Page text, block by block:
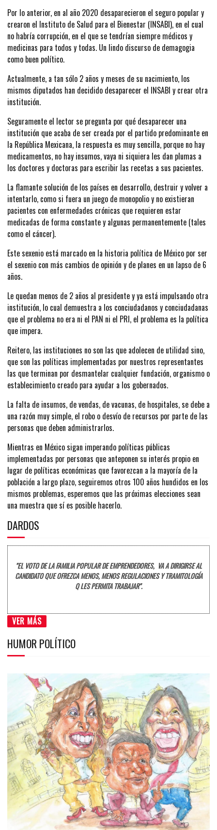
Por lo anterior, en al año 2020 desaparecieron el seguro popular y
crearon el Instituto de Salud para el Bienestar (INSABI), en el cual
no habría corrupción, en el que se tendrían siempre médicos y
medicinas para todos y todas. Un lindo discurso de demagogia
como buen político.
Actualmente, a tan sólo 2 años y meses de su nacimiento, los
mismos diputados han decidido desaparecer el INSABI y crear otra
institución.
Seguramente el lector se pregunta por qué desaparecer una
institución que acaba de ser creada por el partido predominante en
la República Mexicana, la respuesta es muy sencilla, porque no hay
medicamentos, no hay insumos, vaya ni siquiera les dan plumas a
los doctores y doctoras para escribir las recetas a sus pacientes.
La flamante solución de los países en desarrollo, destruir y volver a
intentarlo, como si fuera un juego de monopolio y no existieran
pacientes con enfermedades crónicas que requieren estar
medicadas de forma constante y algunas permanentemente (tales
como el cáncer).
Este sexenio está marcado en la historia política de México por ser
el sexenio con más cambios de opinión y de planes en un lapso de 6
años.
Le quedan menos de 2 años al presidente y ya está impulsando otra
institución, lo cual demuestra a los conciudadanos y conciudadanas
que el problema no era ni el PAN ni el PRI, el problema es la política
que impera.
Reitero, las instituciones no son las que adolecen de utilidad sino,
que son las políticas implementadas por nuestros representantes
las que terminan por desmantelar cualquier fundación, organismo o
establecimiento creado para ayudar a los gobernados.
La falta de insumos, de vendas, de vacunas, de hospitales, se debe a
una razón muy simple, el robo o desvío de recursos por parte de las
personas que deben administrarlos.
Mientras en México sigan imperando políticas públicas
implementadas por personas que anteponen su interés propio en
lugar de políticas económicas que favorezcan a la mayoría de la
población a largo plazo, seguiremos otros 100 años hundidos en los
mismos problemas, esperemos que las próximas elecciones sean
una muestra que sí es posible hacerlo.
DARDOS
"EL VOTO DE LA FAMILIA POPULAR DE EMPRENDEDORES, VA A DIRIGIRSE AL
CANDIDATO QUE OFREZCA MENOS, MENOS REGULACIONES Y TRAMITOLOGÍA
Q LES PERMITA TRABAJAR".
VER MÁS
HUMOR POLÍTICO